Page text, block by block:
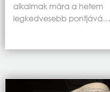
alkalmak mára a hetem
legkedvesebb pontjává…